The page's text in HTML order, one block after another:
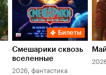
Билеты
Смешарики сквозь
вселенные
2026, фантастика